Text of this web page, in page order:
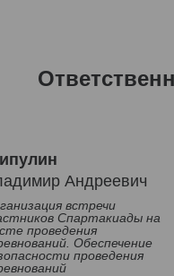
Андреевич
встречи
Спартакиады на
проведения
Обеспечение
проведения